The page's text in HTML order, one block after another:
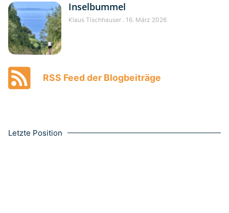
Inselbummel
Klaus Tischhauser 16. März 2026
RSS Feed der Blogbeiträge
Letzte Position